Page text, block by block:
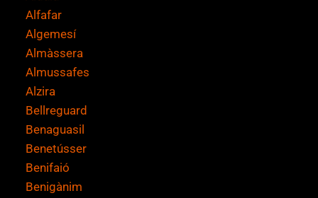
Alfafar
Algemesí
Almàssera
Almussafes
Alzira
Bellreguard
Benaguasil
Benetússer
Benifaió
Benigànim